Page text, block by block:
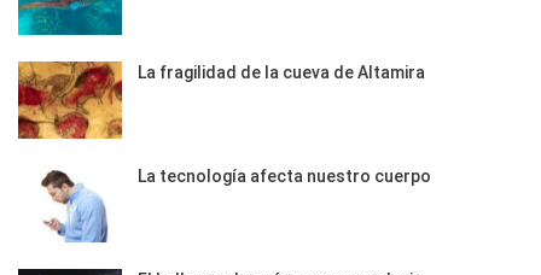
La fragilidad de la cueva de Altamira
La tecnología afecta nuestro cuerpo